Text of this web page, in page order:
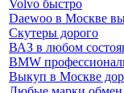
Volvo быстро
Daewoo в Москве
Скутеры дорого
ВАЗ в любом
BMW
Выкуп в Москве